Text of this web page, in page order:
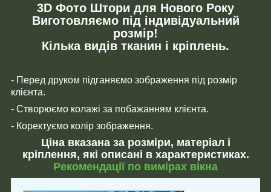
3D Фото Штори для Нового Року
Виготовляємо під індивідуальний
розмір!
Кілька видів тканин і кріплень.
- Перед друком підганяємо зображення під розмір
клієнта.
- Створюємо колажі за побажанням клієнта.
- Коректуємо колір зображення.
Ціна вказана за розміри, матеріал і
кріплення, які описані в характеристиках.
Рекомендації по вимірах вікна